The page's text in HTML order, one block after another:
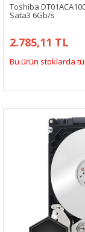
Toshiba
Sata3 6Gb/s
2.785,11 TL
Bu ürün stoklarda